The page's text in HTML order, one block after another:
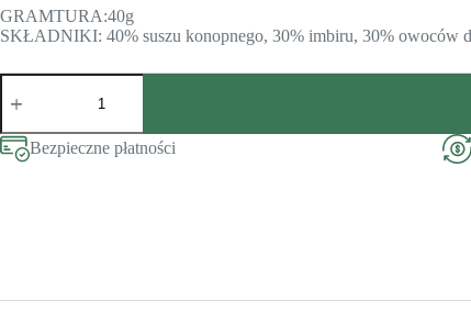
GRAMTURA:40g
SKŁADNIKI: 40% suszu konopnego, 30% imbiru, 30% owoców
ilość
Herbata
energia
Bezpieczne płatności